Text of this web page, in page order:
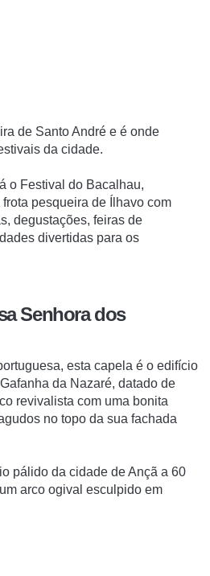
de Santo André e é onde
da cidade.
o Festival do Bacalhau,
pesqueira de Ílhavo com
degustações, feiras de
divertidas para os
Senhora dos
esta capela é o edifício
da Nazaré, datado de
revivalista com uma bonita
no topo da sua fachada
pálido da cidade de Ançã a 60
arco ogival esculpido em